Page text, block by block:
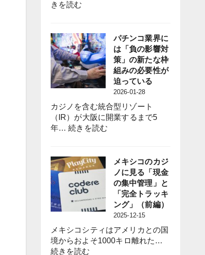
Pachinko
Industry?
きを読む
の
族
議
員
誕
生
パ
チ
ン
界
に
何
を
も
ら
す
の
パチンコ業界に
は「負の影響対
策」の新たな枠
組みの必要性が
迫っている
2026-01-28
カジノを含む統合型リゾート
（IR）が大阪に開業するまで5
年…続きを読む
業
に
は
の
影
メキシコのカジ
ノに見る「現金
の集中管理」と
「完全トラッキ
ング」（前編）
2025-12-15
メキシコシティはアメリカとの国
境からおよそ1000キロ離れた…
続きを読む